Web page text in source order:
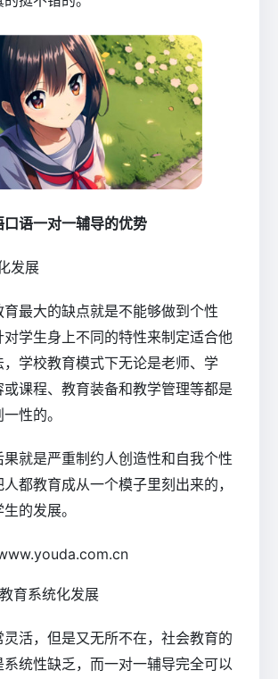
语一对一辅导的优势
发展
最大的缺点就是不能够做到个性
对学生身上不同的特性来制定适合他
学校教育模式下无论是老师、学
或课程、教育装备和教学管理等都是
性的。
就是严重制约人创造性和自我个性
都教育成从一个模子里刻出来的，
的发展。
育系统化发展
活，但是又无所不在，社会教育的
统性缺乏，而一对一辅导完全可以